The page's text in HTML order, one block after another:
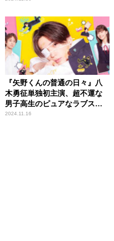
『矢野くんの普通の日々』八
木勇征単独初主演、超不運な
男子高生のピュアなラブスト
ーリー
2024.11.16